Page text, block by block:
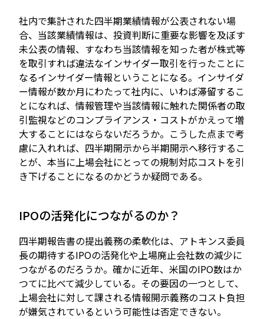
社内で集計された四半期業績情報が公表されない場
合、当該業績情報は、投資判断に重要な影響を及ぼす
未公表の情報、すなわち当該情報を知った者が株式等
を取引すれば違法なインサイダー取引を行ったことに
なるインサイダー情報ということになる。インサイダ
ー情報が数か月にわたって社内に、いわば滞留するこ
とになれば、情報管理や当該情報に触れた関係者の取
引監視などのコンプライアンス・コストがかえって増
大することにはならないだろうか。こうした点まで考
慮に入れれば、四半期開示から半期開示へ移行するこ
とが、本当に上場会社にとっての規制対応コストを引
き下げることになるのかどうか疑問である。
IPOの活発化につながるのか？
四半期報告書の提出義務の柔軟化は、アトキンス委員
長の期待するIPOの活発化や上場廃止会社数の減少に
つながるのだろうか。確かに近年、米国のIPO数はか
つてに比べて減少している。その要因の一つとして、
上場会社に対して課される情報開示義務のコスト負担
が嫌気されているという可能性は否定できない。